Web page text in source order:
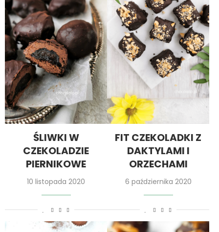
ŚLIWKI W
CZEKOLADZIE
PIERNIKOWE
10 listopada 2020
FIT CZEKOLADKI Z
DAKTYLAMI I
ORZECHAMI
6 października 2020